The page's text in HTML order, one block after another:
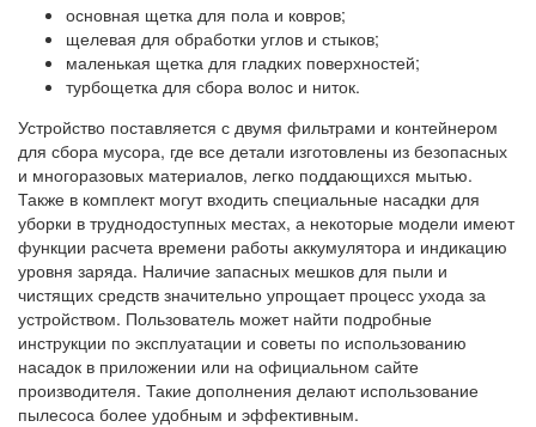
основная щетка для пола и ковров;
щелевая для обработки углов и стыков;
маленькая щетка для гладких поверхностей;
турбощетка для сбора волос и ниток.
Устройство поставляется с двумя фильтрами и контейнером
для сбора мусора, где все детали изготовлены из безопасных
и многоразовых материалов, легко поддающихся мытью.
Также в комплект могут входить специальные насадки для
уборки в труднодоступных местах, а некоторые модели имеют
функции расчета времени работы аккумулятора и индикацию
уровня заряда. Наличие запасных мешков для пыли и
чистящих средств значительно упрощает процесс ухода за
устройством. Пользователь может найти подробные
инструкции по эксплуатации и советы по использованию
насадок в приложении или на официальном сайте
производителя. Такие дополнения делают использование
пылесоса более удобным и эффективным.